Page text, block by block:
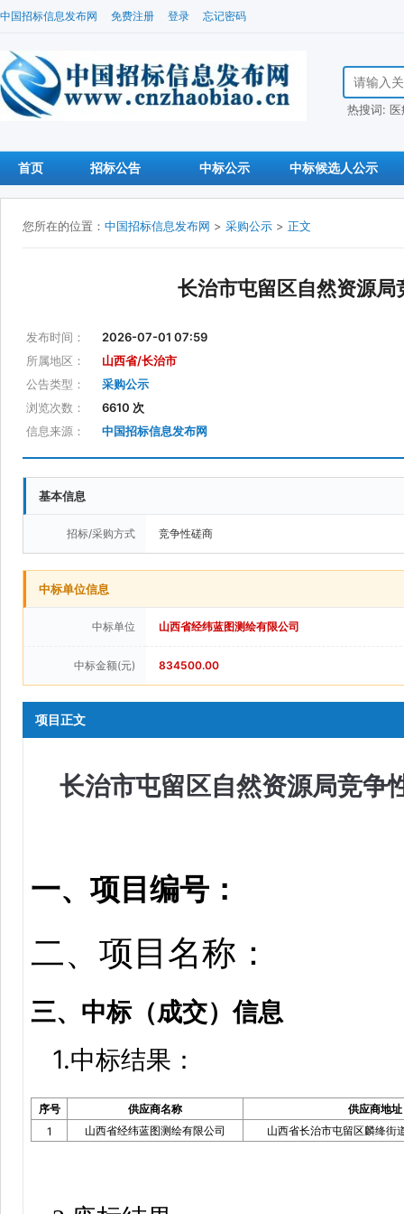
中国招标信息发布网 免费注册 登录 忘记密码
搜索招标信
热搜词:
首页 招标公告 中标公示 中标候选人公示
您所在的位置： 中国招标信息发布网 > 采购公示 > 正文
长治市屯留区自然资源
发布时间：
2026-07-01 07:59
所属地区：
山西省/长治市
公告类型：
采购公示
浏览次数：
6610 次
信息来源：
中国招标信息发布网
基本信息
招标/采购方式 竞争性磋商
中标单位信息
中标单位 山西省经纬蓝图测绘有限公司
中标金额(元) 834500.00
项目正文